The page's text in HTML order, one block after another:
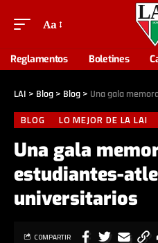
Aa
Reglamentos Boletines
LAI > Blog > Blog > Una gala
BLOG LO MEJOR DE LA LAI
Una gala
estudiantes-
universitarios
COMPARTIR